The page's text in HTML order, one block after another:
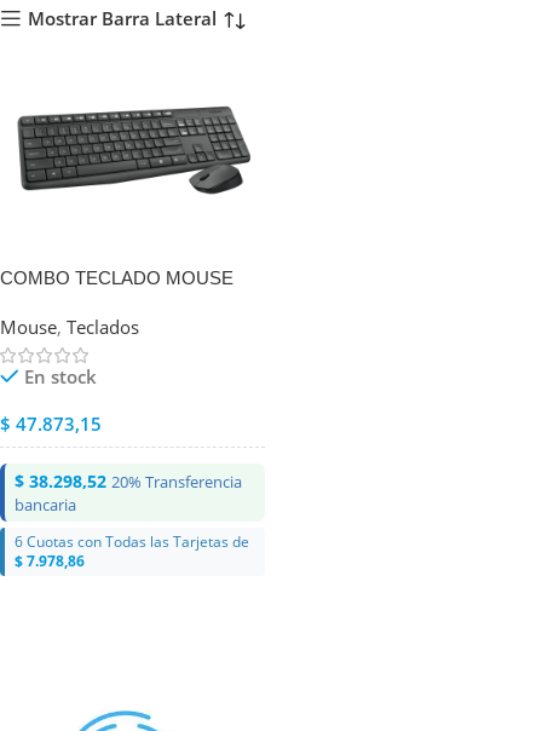
Mostrar Barra Lateral
COMBO TECLADO MOUSE
Mouse, Teclados
En stock
$ 47.873,15
$ 38.298,52 20% Transferencia
bancaria
6 Cuotas con Todas las Tarjetas de
$7.978,86